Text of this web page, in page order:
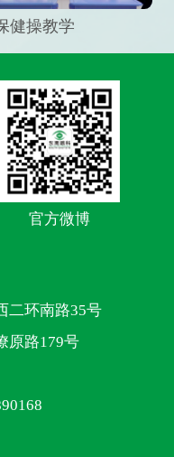
健操教学
官方微博
二环南路35号
原路179号